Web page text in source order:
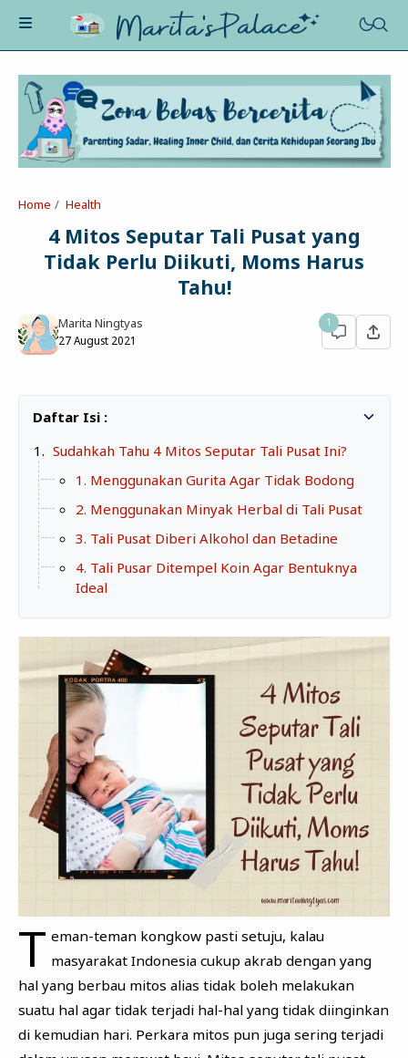
About Me
Contact
Asah-Asih-Asuh
Life Motivation
Book Review
Celotehku
Poe-Fict
Health
Jalan&Jajan
Soal Uang
Sudut Rumah
Blog&Write
Parenting
Zona Curcol
Ngobrolin Film
Home Health
4 Mitos Seputar Tali Pusat yang
Tidak Perlu Diikuti, Moms Harus
Tahu!
Marita Ningtyas
27 August 2021
1
Sudahkah Tahu 4 Mitos Seputar Tali Pusat Ini?
1. Menggunakan Gurita Agar Tidak Bodong
2. Menggunakan Minyak Herbal di Tali Pusat
3. Tali Pusat Diberi Alkohol dan Betadine
4. Tali Pusar Ditempel Koin Agar Bentuknya
Ideal
T eman-teman kongkow pasti setuju, kalau
masyarakat Indonesia cukup akrab dengan yang
hal yang berbau mitos alias tidak boleh melakukan
suatu hal agar tidak terjadi hal-hal yang tidak diinginkan
di kemudian hari. Perkara mitos pun juga sering terjadi